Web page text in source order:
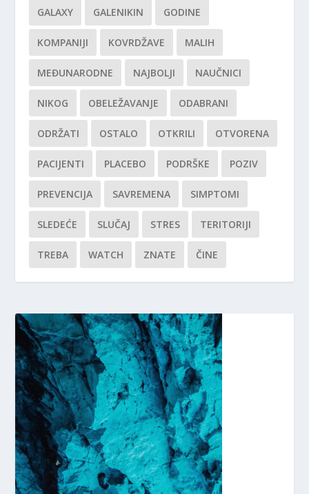
GALAXY GALENIKIN GODINE
KOMPANIJI KOVRDŽAVE MALIH
MEĐUNARODNE NAJBOLJI NAUČNICI
NIKOG OBELEŽAVANJE ODABRANI
ODRŽATI OSTALO OTKRILI OTVORENA
PACIJENTI PLACEBO PODRŠKE POZIV
PREVENCIJA SAVREMENA SIMPTOMI
SLEDEĆE SLUČAJ STRES TERITORIJI
TREBA WATCH ZNATE ČINE